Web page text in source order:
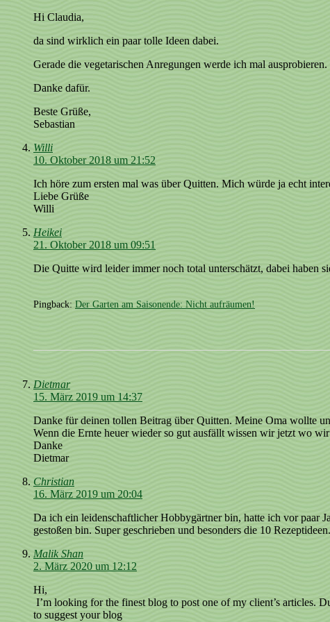
Hi Claudia,
da sind wirklich ein paar tolle Ideen dabei.
Gerade die vegetarischen Anregungen werde ich mal ausprobieren.
Danke dafür.
Beste Grüße,
Sebastian
Willi
10. Oktober 2018 um 21:52
Ich höre zum ersten mal was über Quitten. Mich würde ja echt
Liebe Grüße
Willi
Heikei
21. Oktober 2018 um 09:51
Die Quitte wird leider immer noch total unterschätzt, dabei haben
Pingback: Der Garten am Saisonende: Nicht aufräumen!
Dietmar
15. März 2019 um 14:37
Danke für deinen tollen Beitrag über Quitten. Meine Oma wollte
Wenn die Ernte heuer wieder so gut ausfällt wissen wir jetzt wo
Danke
Dietmar
Christian
16. März 2019 um 20:04
Da ich ein leidenschaftlicher Hobbygärtner bin, hatte ich vor paar
gestoßen bin. Super geschrieben und besonders die 10
Malik Shan
2. März 2020 um 12:12
Hi,
I’m looking for the finest blog to post one of my client’s articles.
to suggest your blog